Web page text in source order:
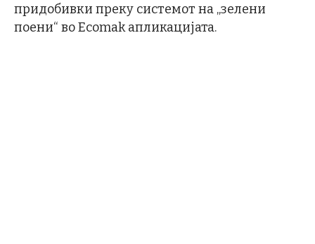
придобивки преку системот на „зелени
поени“ во Ecomak апликацијата.